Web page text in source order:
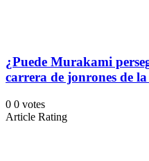
¿Puede Murakami
carrera de jonrones de
0 0 votes
Article Rating